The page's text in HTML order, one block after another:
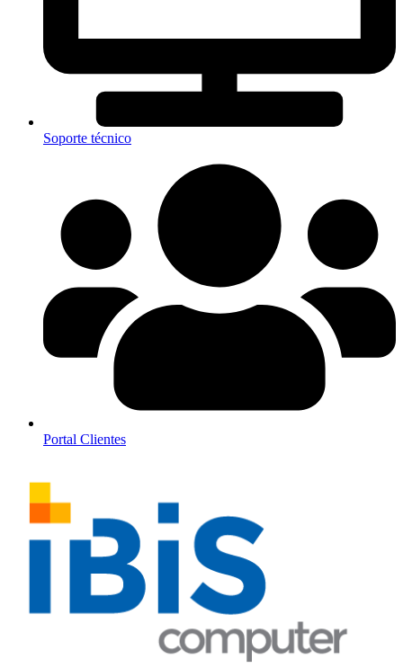
Soporte técnico
Portal Clientes